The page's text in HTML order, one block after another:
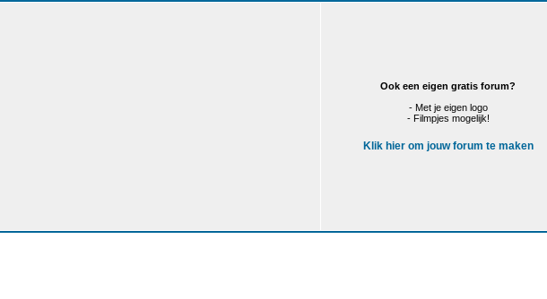
Ook een eigen gratis forum?
- Met je eigen logo
- Filmpjes mogelijk!
Klik hier om jouw forum te maken